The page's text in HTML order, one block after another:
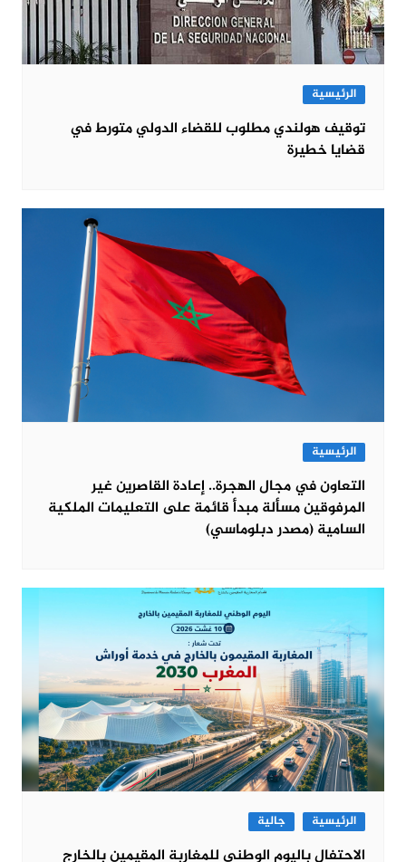
الرئيسية
توقيف هولندي مطلوب للقضاء الدولي متورط في
قضايا خطيرة
الرئيسية
التعاون في مجال الهجرة.. إعادة القاصرين غير
المرفوقين مسألة مبدأ قائمة على التعليمات الملكية
السامية (مصدر دبلوماسي)
الرئيسية جالية
الاحتفال باليوم الوطني للمغاربة المقيمين بالخارج